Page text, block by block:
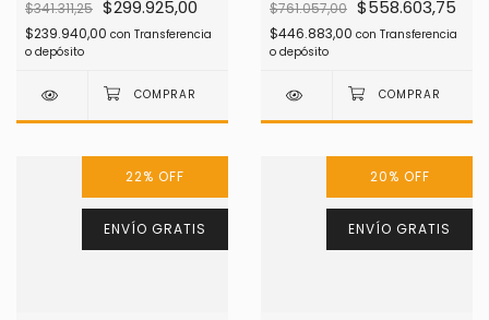
$341.311,25 $299.925,00
$239.940,00 con Transferencia
o depósito
$761.057,00 $558.603,75
$446.883,00 con Transferencia
o depósito
22% OFF
ENVÍO GRATIS
20% OFF
ENVÍO GRATIS